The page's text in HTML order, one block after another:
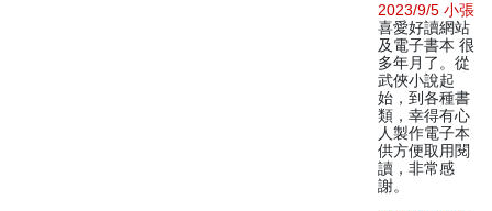
2023/9/5 小張
喜愛好讀網站
及電子書本 很
多年月了。從
武俠小說起
始，到各種書
類，幸得有心
人製作電子本
供方便取用閱
讀，非常感
謝。